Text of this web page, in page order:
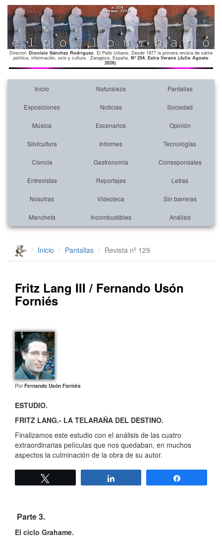
Director: Dionisio Sánchez Rodríguez. El Pollo Urbano. Desde 1977 la primera revista de sátira
política, información, ocio y cultura . Zaragoza. España. Nº 254. Extra Verano (Julio Agosto
2026).
Inicio Naturaleza Pantallas
Exposiciones Noticias Sociedad
Música Escenarios Opinión
Silvicultura Informes Tecnologías
Ciencia Gastronomía Corresponsales
Entrevistas Reportajes Letras
Nosotras Videoteca Sin barreras
Mancheta Incombustibles Análisis
Inicio Pantallas Revista nº 129
Fritz Lang III / Fernando Usón
Forniés
PorFernando Usón Forniés
ESTUDIO.
FRITZ LANG.- LA TELARAÑA DEL DESTINO.
Finalizamos este estudio con el análisis de las cuatro
extraordinarias películas que nos quedaban, en muchos
aspectos la culminación de la obra de su autor.
Parte 3.
El ciclo Grahame.